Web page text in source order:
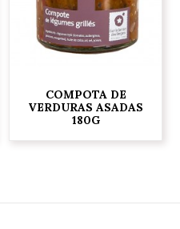
COMPOTA DE
VERDURAS ASADAS
180G